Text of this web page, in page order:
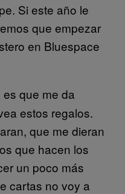
Si este año le
que empezar
en Bluespace
que me da
estos regalos.
que me dieran
que hacen los
un poco más
cartas no voy a